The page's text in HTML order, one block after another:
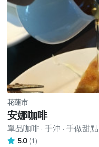
花蓮市
安娜咖啡
單品咖啡 · 手沖 · 手做甜點
5.0 (1)